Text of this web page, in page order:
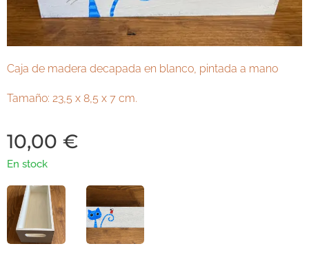
Caja de madera decapada en blanco, pintada a mano
Tamaño: 23,5 x 8,5 x 7 cm.
10,00 €
En stock